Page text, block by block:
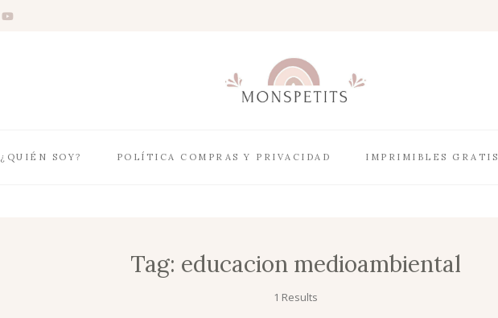
¿QUIÉN SOY? POLÍTICA COMPRAS Y PRIVACIDAD IMPRIMIBLES GRATIS
Tag: educacion medioambiental
1 Results